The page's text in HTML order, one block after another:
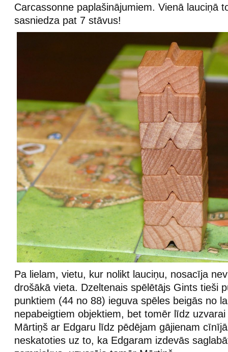
Carcassonne paplašinājumiem. Vienā lauciņā
sasniedza pat 7 stāvus!
Pa lielam, vietu, kur nolikt lauciņu, nosacīja
drošākā vieta. Dzeltenais spēlētājs Gints tieši
punktiem (44 no 88) ieguva spēles beigās no
nepabeigtiem objektiem, bet tomēr līdz
Mārtiņš ar Edgaru līdz pēdējam gājienam
neskatoties uz to, ka Edgaram izdevās